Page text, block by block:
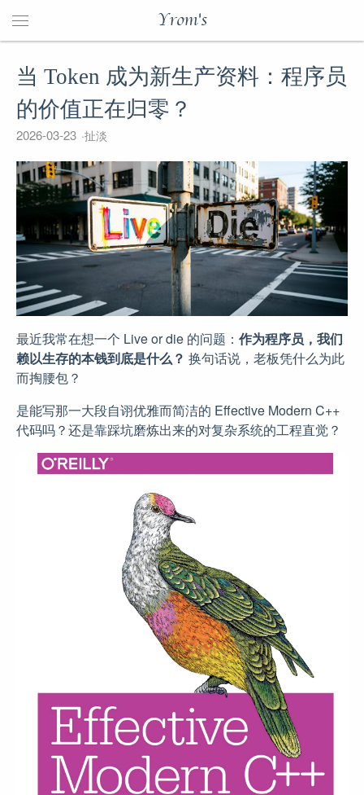
Yrom's
当 Token 成为新生产资料：程序员
的价值正在归零？
2026-03-23 扯淡
最近我常在想一个 Live or die 的问题： 作为程序员，我们
赖以生存的本钱到底是什么？ 换句话说，老板凭什么为此
而掏腰包？
是能写那一大段自诩优雅而简洁的 Effective Modern C++
代码吗？还是靠踩坑磨炼出来的对复杂系统的工程直觉？